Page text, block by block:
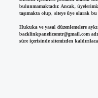
bulunmamaktadır. Ancak,
taşımakta olup, siteye üye olarak
Hukuka ve yasal düzenlemelere
backlinkpanelicomtr@gmail.com
süre içerisinde sitemizden